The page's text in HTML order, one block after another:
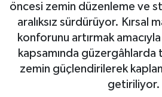
öncesi zemin düzenleme ve
aralıksız sürdürüyor. Kırsal
konforunu artırmak
kapsamında güzergâhlarda
zemin güçlendirilerek
getiriliyor.
GÜNDEM
MAGAZİN
Son Dakika Haberleri
Haber Arşivi